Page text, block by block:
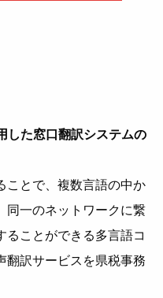
た窓口翻訳システムの
ことで、複数言語の中か
同一のネットワークに繋
ることができる多言語コ
翻訳サービスを県税事務